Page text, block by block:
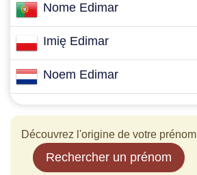
Nome Edimar
Imię Edimar
Noem Edimar
Découvrez l'origine de votre prénom
Rechercher un prénom